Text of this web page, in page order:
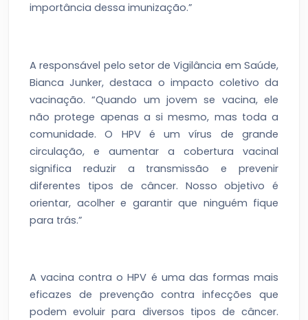
importância dessa imunização.”
A responsável pelo setor de Vigilância em Saúde,
Bianca Junker, destaca o impacto coletivo da
vacinação. “Quando um jovem se vacina, ele
não protege apenas a si mesmo, mas toda a
comunidade. O HPV é um vírus de grande
circulação, e aumentar a cobertura vacinal
significa reduzir a transmissão e prevenir
diferentes tipos de câncer. Nosso objetivo é
orientar, acolher e garantir que ninguém fique
para trás.”
A vacina contra o HPV é uma das formas mais
eficazes de prevenção contra infecções que
podem evoluir para diversos tipos de câncer.